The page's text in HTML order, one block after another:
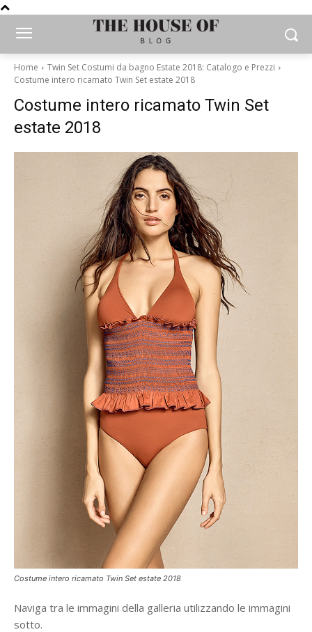
Home
Twin Set Costumi da bagno Estate 2018: Catalogo e Prezzi
Costume intero ricamato Twin Set estate 2018
Costume intero ricamato Twin Set
estate 2018
Costume intero ricamato Twin Set estate 2018
Naviga tra le immagini della galleria utilizzando le immagini
sotto.